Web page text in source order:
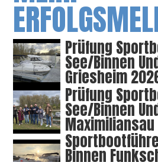
Prüfung
See/Binnen
Griesheim
Prüfung
See/Binnen
Binnen